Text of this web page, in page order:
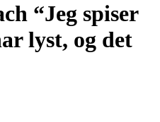
“Jeg spiser
lyst, og det